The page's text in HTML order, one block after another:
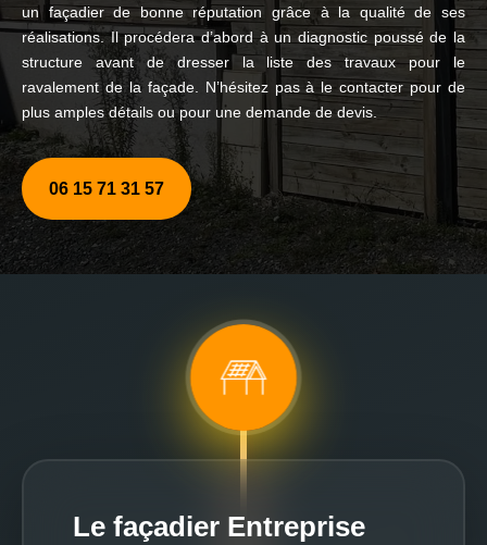
un façadier de bonne réputation grâce à la qualité de ses
réalisations. Il procédera d’abord à un diagnostic poussé de la
structure avant de dresser la liste des travaux pour le
ravalement de la façade. N’hésitez pas à le contacter pour de
plus amples détails ou pour une demande de devis.
06 15 71 31 57
Le façadier Entreprise